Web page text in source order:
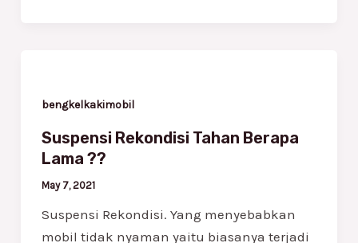
bengkelkakimobil
Suspensi Rekondisi Tahan Berapa
Lama ??
May 7, 2021
Suspensi Rekondisi. Yang menyebabkan
mobil tidak nyaman yaitu biasanya terjadi
Tahan
Lama